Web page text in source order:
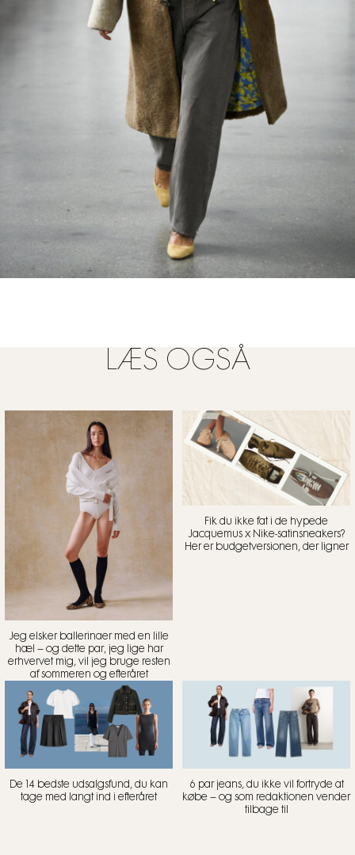
LÆS OGSÅ
Jeg elsker ballerinaer med en lille
hæl – og dette par, jeg lige har
erhvervet mig, vil jeg bruge resten
af sommeren og efteråret
Fik du ikke fat i de hypede
Jacquemus x Nike-satinsneakers?
Her er budgetversionen, der ligner
De 14 bedste udsalgsfund, du kan
tage med langt ind i efteråret
6 par jeans, du ikke vil fortryde at
købe – og som redaktionen vender
tilbage til